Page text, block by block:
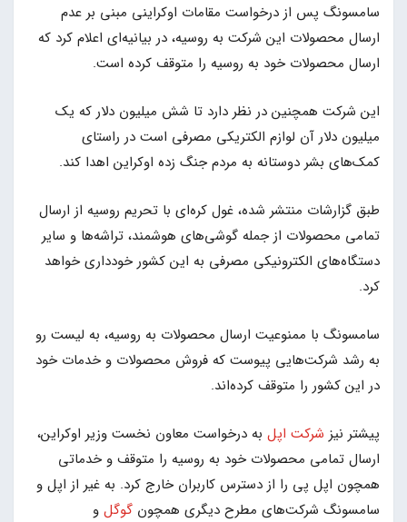
سامسونگ پس از درخواست مقامات اوکراینی مبنی بر عدم
ارسال محصولات این شرکت به روسیه، در بیانیه‌ای اعلام کرد که
ارسال محصولات خود به روسیه را متوقف کرده است.
این شرکت همچنین در نظر دارد تا شش میلیون دلار که یک
میلیون دلار آن لوازم الکتریکی مصرفی است در راستای
کمک‌های بشر دوستانه به مردم جنگ زده اوکراین اهدا کند.
طبق گزارشات منتشر شده، غول کره‌ای با تحریم روسیه از ارسال
تمامی محصولات از جمله گوشی‌های هوشمند، تراشه‌ها و سایر
دستگاه‌های الکترونیکی مصرفی به این کشور خودداری خواهد
کرد.
سامسونگ با ممنوعیت ارسال محصولات به روسیه، به لیست رو
به رشد شرکت‌هایی پیوست که فروش محصولات و خدمات خود
در این کشور را متوقف کرده‌اند.
پیشتر نیز شرکت اپل به درخواست معاون نخست وزیر اوکراین،
ارسال تمامی محصولات خود به روسیه را متوقف و خدماتی
همچون اپل پی را از دسترس کاربران خارج کرد. به غیر از اپل و
سامسونگ شرکت‌های مطرح دیگری همچون گوگل و